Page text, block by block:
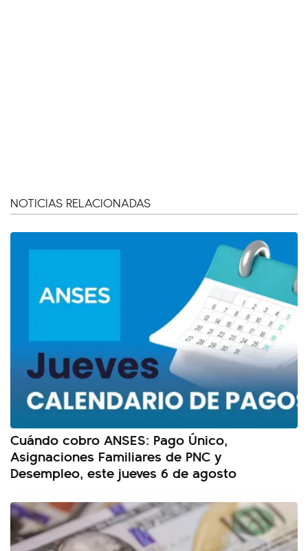
NOTICIAS RELACIONADAS
Cuándo cobro ANSES: Pago Único,
Asignaciones Familiares de PNC y
Desempleo, este jueves 6 de agosto